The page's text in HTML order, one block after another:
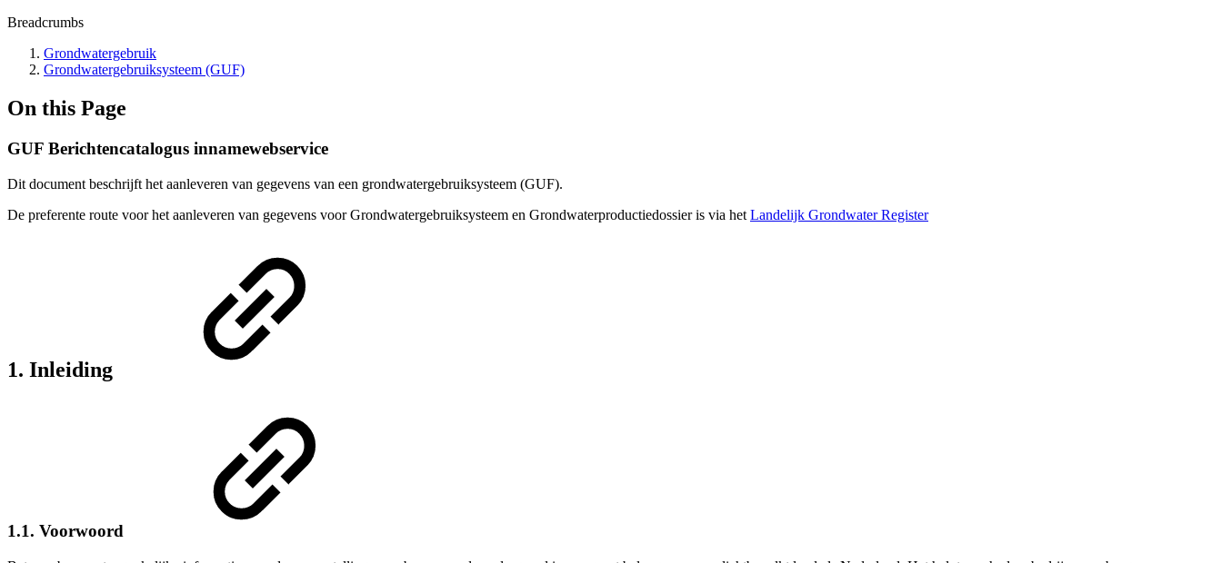
Breadcrumbs
Grondwatergebruik
Grondwatergebruiksysteem (GUF)
On this Page
GUF Berichtencatalogus innamewebservice
Dit document beschrijft het aanleveren van gegevens van een grondwatergebruiksysteem (GUF).
De preferente route voor het aanleveren van gegevens voor Grondwatergebruiksysteem en Grondwaterproductiedossier is via het Landelijk Grondwater Register
1. Inleiding
1.1. Voorwoord